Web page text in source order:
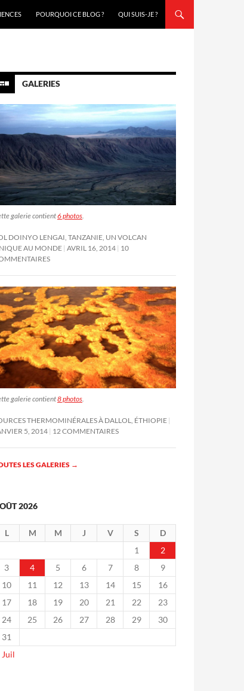
POURQUOI CE BLOG ? QUI SUIS-JE ?
GALERIES
galerie contient6 photos.
DOINYO LENGAI, TANZANIE, UN VOLCAN
AU MONDE AVRIL 16, 2014 10
galerie contient8 photos
THERMOMINÉRALES À DALLOL, ÉTHIOPIE
5, 2014
12 COMMENTAIRES
LES GALERIES →
2026
L M M J V S
D
1
2
3
4 5 6 7 8
9
10
11 12 13 14 15
16
17
18 19 20 21 22
23
24
25 26 27 28 29
30
31
Juil